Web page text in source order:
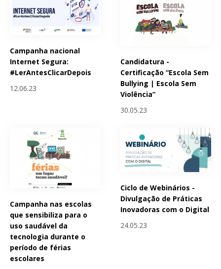
Campanha nacional
Internet Segura:
#LerAntesClicarDepois
12.06.23
Candidatura -
Certificação “Escola Sem
Bullying | Escola Sem
Violência”
30.05.23
Campanha nas escolas
que sensibiliza para o
uso saudável da
tecnologia durante o
período de férias
escolares
Ciclo de Webinários -
Divulgação de Práticas
Inovadoras com o Digital
24.05.23